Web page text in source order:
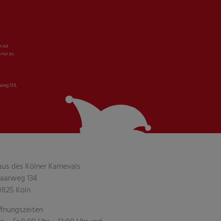
zur
zu
134,
des Kölner Karnevals
134
Köln